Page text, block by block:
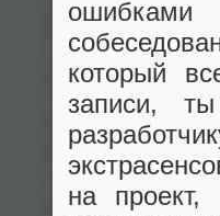
который
записи,
на